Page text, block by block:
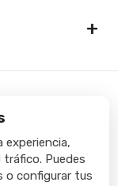
experiencia,
Puedes
o configurar tus